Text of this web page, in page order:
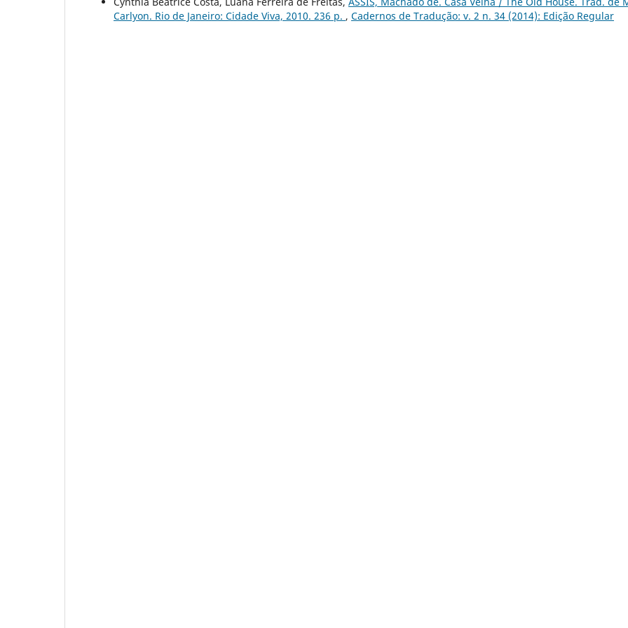
Carlyon. Rio de Janeiro: Cidade Viva, 2010. 236 p. , Cadernos de Tradução: v. 2 n. 34 (2014): Edição Regular